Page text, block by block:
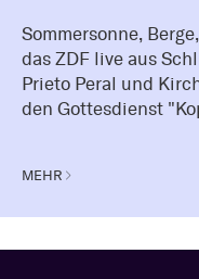
Sommersonne,
das ZDF live aus
Prieto Peral und
den Gottesdienst
MEHR